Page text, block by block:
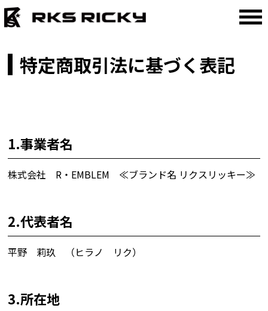
特定商取引法に基づく表記
1.事業者名
株式会社 R・EMBLEM ≪ブランド名 リクスリッキー≫
2.代表者名
平野 莉玖 （ヒラノ リク）
3.所在地